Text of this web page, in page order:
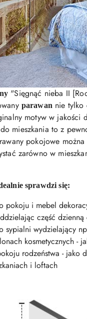
"Sięgnąć nieba II
parawannie tylko
motyw w jakości
do mieszkania to z
pokojowe
zarówno w
sprawdzi się:
pokoju i mebel
część dzienną
sypialni wydzielający
kosmetycznych -
rodzeństwa - jako
i loftach